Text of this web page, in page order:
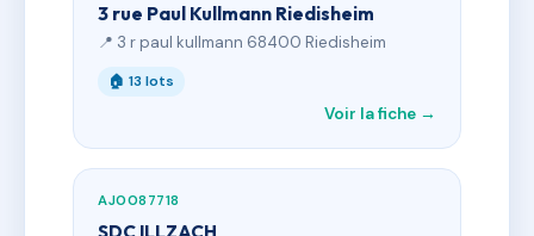
3 rue Paul Kullmann Riedisheim
📍 3 r paul kullmann 68400 Riedisheim
🏠 13 lots
Voir la fiche →
AJ0087718
SDC ILLZACH